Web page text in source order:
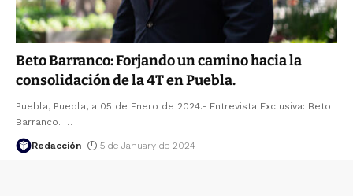
Beto Barranco: Forjando un camino hacia la
consolidación de la 4T en Puebla.
Puebla, Puebla, a 05 de Enero de 2024.- Entrevista Exclusiva: Beto
Barranco. …
Redacción 5 de January de 2024